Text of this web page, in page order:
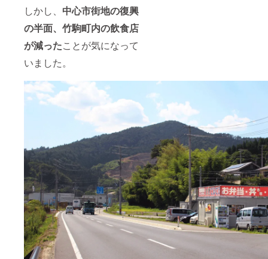
しかし、 中心市街地の復興
の半面、竹駒町内の飲食店
が減ったことが気になって
いました。